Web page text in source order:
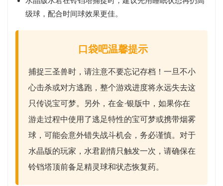
级球，配合时间球效果更佳。
口袋吧温馨提示
捕捉三圣兽时，请注意不要忘记存档 ！一旦不小
心击杀或对方逃跑，整个游戏进度将永远失去这
只传说宝可梦。另外，在金·银版中，如果你在
游走过程中使用了逃足特性的宝可梦或携带烟雾
球 ，可能会意外错失战斗机会，务必谨慎。对于
水晶版的玩家，水君剧情只触发一次，请确保在
铃铛塔顶前备足精灵球和状态恢复药。